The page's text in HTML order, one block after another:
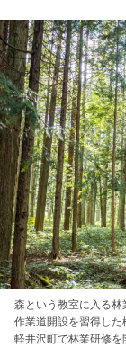
森という教室に入る林
作業道開設を習得した
軽井沢町で林業研修を